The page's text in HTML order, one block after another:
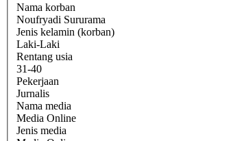
Nama korban
Noufryadi Sururama
Jenis kelamin (korban)
Laki-Laki
Rentang usia
31-40
Pekerjaan
Jurnalis
Nama media
Media Online
Jenis media